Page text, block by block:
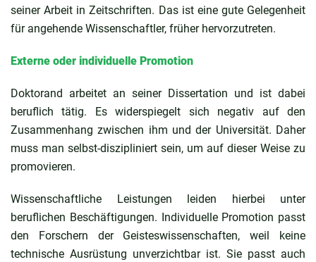
seiner Arbeit in Zeitschriften. Das ist eine gute Gelegenheit
für angehende Wissenschaftler, früher hervorzutreten.
Externe oder individuelle Promotion
Doktorand arbeitet an seiner Dissertation und ist dabei
beruflich tätig. Es widerspiegelt sich negativ auf den
Zusammenhang zwischen ihm und der Universität. Daher
muss man selbst-diszipliniert sein, um auf dieser Weise zu
promovieren.
Wissenschaftliche Leistungen leiden hierbei unter
beruflichen Beschäftigungen. Individuelle Promotion passt
den Forschern der Geisteswissenschaften, weil keine
technische Ausrüstung unverzichtbar ist. Sie passt auch